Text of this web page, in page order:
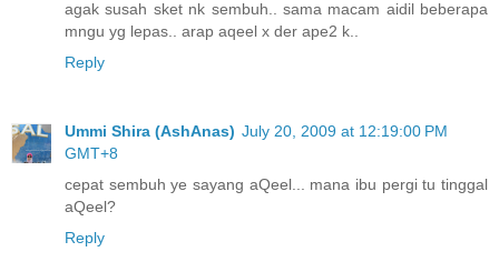
agak susah sket nk sembuh.. sama macam aidil beberapa
mngu yg lepas.. arap aqeel x der ape2 k..
Reply
Ummi Shira (AshAnas) July 20, 2009 at 12:19:00 PM
GMT+8
cepat sembuh ye sayang aQeel... mana ibu pergi tu tinggal
aQeel?
Reply